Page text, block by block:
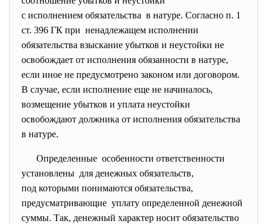
с исполнением обязательства в натуре. Согласно п. 1
ст. 396 ГК при ненадлежащем исполнении
обязательства взыскание убытков и неустойки не
освобождает от исполнения обязанности в натуре,
если иное не предусмотрено законом или договором.
В случае, если исполнение еще не начиналось,
возмещение убытков и уплата неустойки
освобождают должника от исполнения обязательства
в натуре.
Определенные особенности ответственности
установлены для денежных обязательств,
под которыми понимаются обязательства,
предусматривающие уплату определенной денежной
суммы. Так, денежный характер носит обязательство